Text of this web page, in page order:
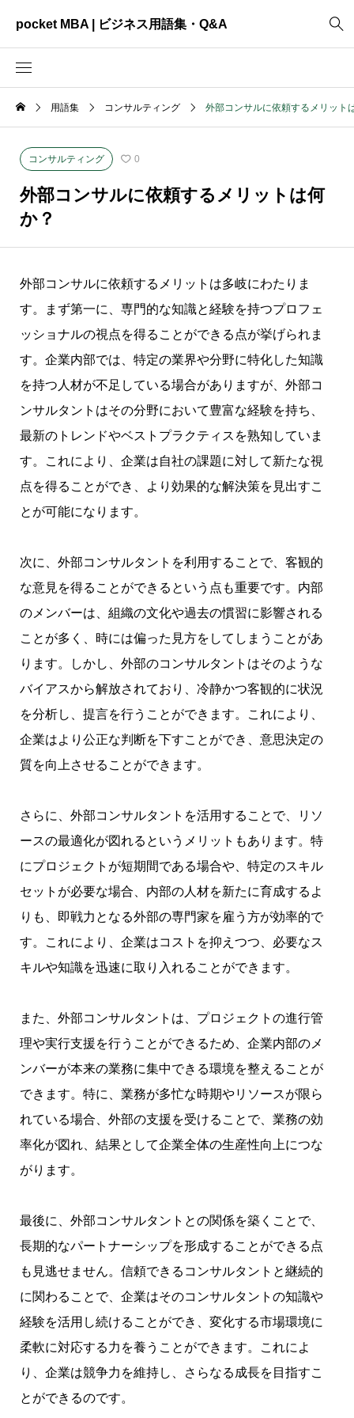
pocket MBA | ビジネス用語集・Q&A
ビジネス全般 2465
資料作成
創業計画
コンサルティング
用語集 コンサルティング 外部コンサルに依頼するメリット
コンサルティング 0
外部コンサルに依頼するメリットは何
か？
外部コンサルに依頼するメリットは多岐にわたりま
す。まず第一に、専門的な知識と経験を持つプロフェ
ッショナルの視点を得ることができる点が挙げられま
す。企業内部では、特定の業界や分野に特化した知識
を持つ人材が不足している場合がありますが、外部コ
ンサルタントはその分野において豊富な経験を持ち、
最新のトレンドやベストプラクティスを熟知していま
す。これにより、企業は自社の課題に対して新たな視
点を得ることができ、より効果的な解決策を見出すこ
とが可能になります。
次に、外部コンサルタントを利用することで、客観的
な意見を得ることができるという点も重要です。内部
のメンバーは、組織の文化や過去の慣習に影響される
ことが多く、時には偏った見方をしてしまうことがあ
ります。しかし、外部のコンサルタントはそのような
バイアスから解放されており、冷静かつ客観的に状況
を分析し、提言を行うことができます。これにより、
企業はより公正な判断を下すことができ、意思決定の
質を向上させることができます。
さらに、外部コンサルタントを活用することで、リソ
ースの最適化が図れるというメリットもあります。特
にプロジェクトが短期間である場合や、特定のスキル
セットが必要な場合、内部の人材を新たに育成するよ
りも、即戦力となる外部の専門家を雇う方が効率的で
す。これにより、企業はコストを抑えつつ、必要なス
キルや知識を迅速に取り入れることができます。
また、外部コンサルタントは、プロジェクトの進行管
理や実行支援を行うことができるため、企業内部のメ
ンバーが本来の業務に集中できる環境を整えることが
できます。特に、業務が多忙な時期やリソースが限ら
れている場合、外部の支援を受けることで、業務の効
率化が図れ、結果として企業全体の生産性向上につな
がります。
最後に、外部コンサルタントとの関係を築くことで、
長期的なパートナーシップを形成することができる点
も見逃せません。信頼できるコンサルタントと継続的
に関わることで、企業はそのコンサルタントの知識や
経験を活用し続けることができ、変化する市場環境に
柔軟に対応する力を養うことができます。これによ
り、企業は競争力を維持し、さらなる成長を目指すこ
とができるのです。